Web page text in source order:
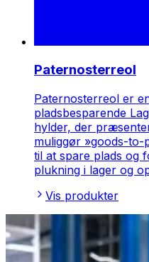
Paternosterreol
Paternosterreol er
pladsbesparende
hylder, der
muliggør »goods-
til at spare plads og
plukning i lager og
Vis produkter